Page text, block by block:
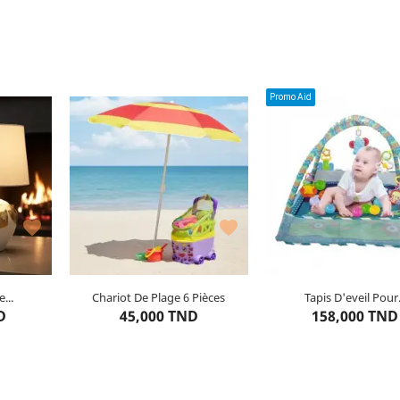
 
Chariot De Plage 6 Pièces
45,000 TND
Couleur : Multicolor
Matière : Plastique
Dernierarticle restant
Promo Aid
Tapis D'eveil
158,000 TND
Âges : 6 mois et
Dernierarticle